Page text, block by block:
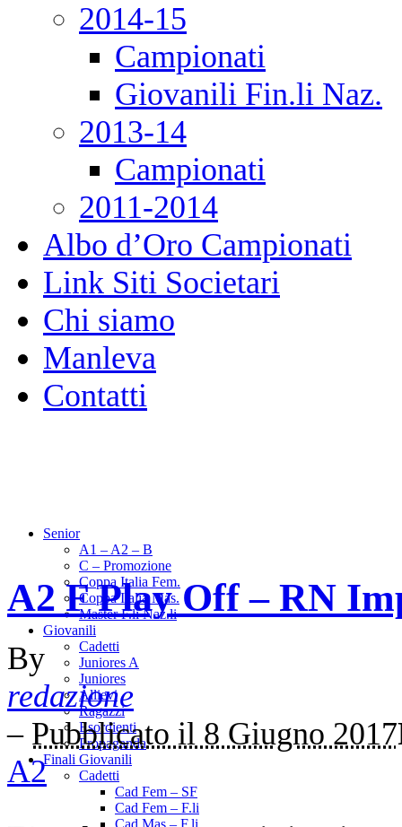
2014-15
Campionati
Giovanili Fin.li Naz.
2013-14
Campionati
2011-2014
Albo d’Oro Campionati
Link Siti Societari
Chi siamo
Manleva
Contatti
Senior
A1 – A2 – B
C – Promozione
Coppa Italia Fem.
Coppa Italia Mas.
Master F.li Naz.li
Giovanili
Cadetti
Juniores A
Juniores
Allievi
Ragazzi
Esordienti
Propaganda
Finali Giovanili
Cadetti
Cad Fem – SF
Cad Fem – F.li
Cad Mas – F.li
A2 F Play Off – RN
By
redazione
– Pubblicato il 8 Giugno 2017
A2